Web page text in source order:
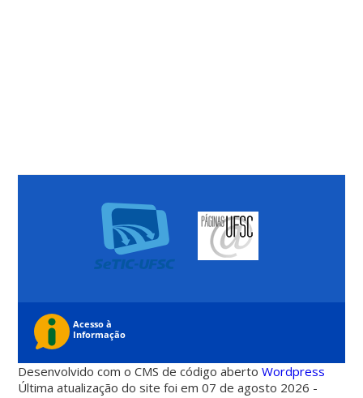
Desenvolvido com o CMS de código abertoWordpress
Última atualização do site foi em 07 de agosto 2026 -